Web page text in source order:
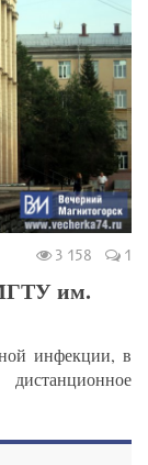
3 158 1
им.
инфекции, в